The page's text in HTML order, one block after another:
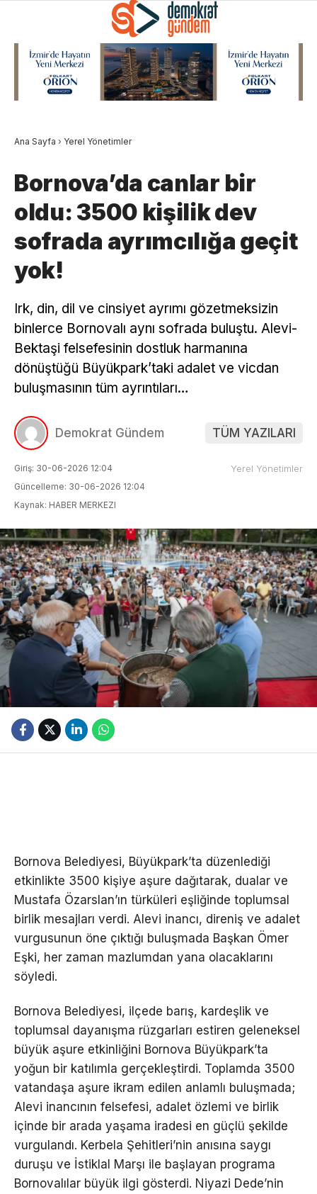
Ana Sayfa › Yerel Yönetimler
Bornova’da canlar bir
oldu: 3500 kişilik dev
sofrada ayrımcılığa geçit
yok!
Irk, din, dil ve cinsiyet ayrımı gözetmeksizin
binlerce Bornovalı aynı sofrada buluştu. Alevi-
Bektaşi felsefesinin dostluk harmanına
dönüştüğü Büyükpark’taki adalet ve vicdan
buluşmasının tüm ayrıntıları…
Demokrat Gündem TÜM YAZILARI
Giriş: 30-06-2026 12:04
Güncelleme: 30-06-2026 12:04
Kaynak: HABER MERKEZI
Yerel Yönetimler
Bornova Belediyesi, Büyükpark’ta düzenlediği
etkinlikte 3500 kişiye aşure dağıtarak, dualar ve
Mustafa Özarslan’ın türküleri eşliğinde toplumsal
birlik mesajları verdi. Alevi inancı, direniş ve adalet
vurgusunun öne çıktığı buluşmada Başkan Ömer
Eşki, her zaman mazlumdan yana olacaklarını
söyledi.
Bornova Belediyesi, ilçede barış, kardeşlik ve
toplumsal dayanışma rüzgarları estiren geleneksel
büyük aşure etkinliğini Bornova Büyükpark’ta
yoğun bir katılımla gerçekleştirdi. Toplamda 3500
vatandaşa aşure ikram edilen anlamlı buluşmada;
Alevi inancının felsefesi, adalet özlemi ve birlik
içinde bir arada yaşama iradesi en güçlü şekilde
vurgulandı. Kerbela Şehitleri’nin anısına saygı
duruşu ve İstiklal Marşı ile başlayan programa
Bornovalılar büyük ilgi gösterdi. Niyazi Dede’nin